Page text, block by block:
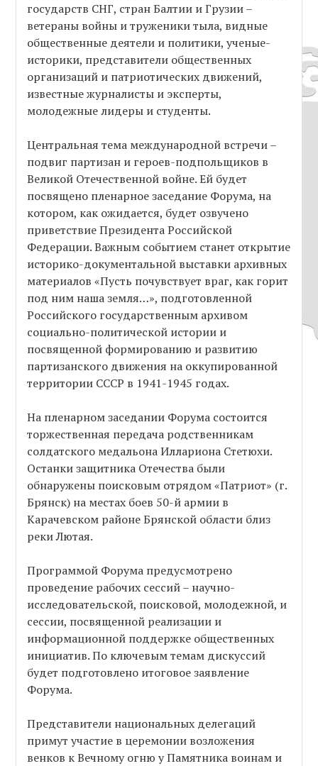
государств СНГ, стран Балтии и Грузии –
ветераны войны и труженики тыла, видные
общественные деятели и политики, ученые-
историки, представители общественных
организаций и патриотических движений,
известные журналисты и эксперты,
молодежные лидеры и студенты.
Центральная тема международной встречи –
подвиг партизан и героев-подпольщиков в
Великой Отечественной войне. Ей будет
посвящено пленарное заседание Форума, на
котором, как ожидается, будет озвучено
приветствие Президента Российской
Федерации. Важным событием станет открытие
историко-документальной выставки архивных
материалов «Пусть почувствует враг, как горит
под ним наша земля…», подготовленной
Российского государственным архивом
социально-политической истории и
посвященной формированию и развитию
партизанского движения на оккупированной
территории СССР в 1941-1945 годах.
На пленарном заседании Форума состоится
торжественная передача родственникам
солдатского медальона Иллариона Стетюхи.
Останки защитника Отечества были
обнаружены поисковым отрядом «Патриот» (г.
Брянск) на местах боев 50-й армии в
Карачевском районе Брянской области близ
реки Лютая.
Программой Форума предусмотрено
проведение рабочих сессий – научно-
исследовательской, поисковой, молодежной, и
сессии, посвященной реализации и
информационной поддержке общественных
инициатив. По ключевым темам дискуссий
будет подготовлено итоговое заявление
Форума.
Представители национальных делегаций
примут участие в церемонии возложения
венков к Вечному огню у Памятника воинам и